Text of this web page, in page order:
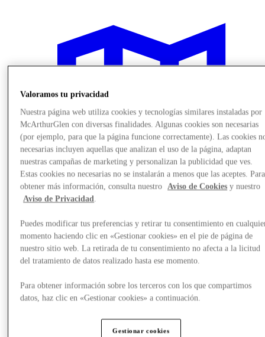
Plan your visit
Valoramos tu privacidad
Nuestra página web utiliza cookies y tecnologías similares instaladas por
McArthurGlen con diversas finalidades. Algunas cookies son necesarias
(por ejemplo, para que la página funcione correctamente). Las cookies
necesarias incluyen aquellas que analizan el uso de la página, adaptan
nuestras campañas de marketing y personalizan la publicidad que ves.
Estas cookies no necesarias no se instalarán a menos que las aceptes. Para
obtener más información, consulta nuestro
Aviso de Cookies y nuestro
Aviso de Privacidad.
Puedes modificar tus preferencias y retirar tu consentimiento en
momento haciendo clic en «Gestionar cookies» en el pie de página de
nuestro sitio web. La retirada de tu consentimiento no afecta a la licitud
del tratamiento de datos realizado hasta ese momento.
Para obtener información sobre los terceros con los que compartimos
datos, haz clic en «Gestionar cookies» a continuación.
Gestionar cookies